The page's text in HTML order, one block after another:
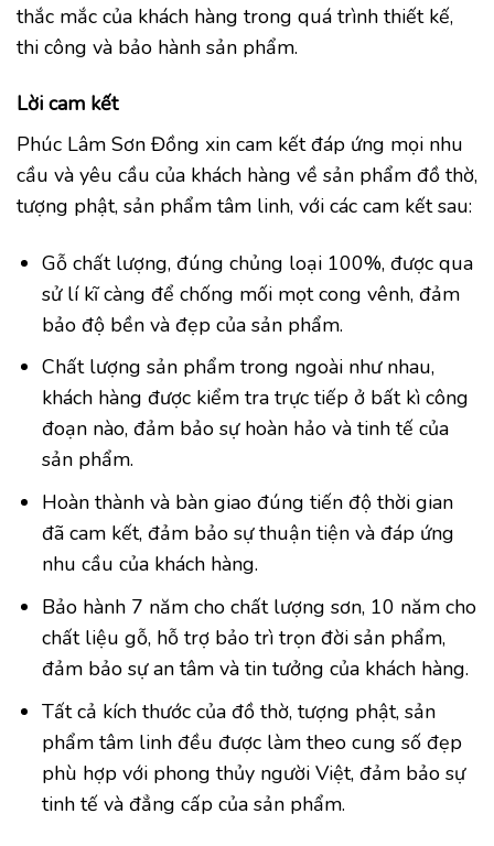
thắc mắc của khách hàng trong quá trình thiết kế,
thi công và bảo hành sản phẩm.
Lời cam kết
Phúc Lâm Sơn Đồng xin cam kết đáp ứng mọi nhu
cầu và yêu cầu của khách hàng về sản phẩm đồ thờ,
tượng phật, sản phẩm tâm linh, với các cam kết sau:
Gỗ chất lượng, đúng chủng loại 100%, được qua
sử lí kĩ càng để chống mối mọt cong vênh, đảm
bảo độ bền và đẹp của sản phẩm.
Chất lượng sản phẩm trong ngoài như nhau,
khách hàng được kiểm tra trực tiếp ở bất kì công
đoạn nào, đảm bảo sự hoàn hảo và tinh tế của
sản phẩm.
Hoàn thành và bàn giao đúng tiến độ thời gian
đã cam kết, đảm bảo sự thuận tiện và đáp ứng
nhu cầu của khách hàng.
Bảo hành 7 năm cho chất lượng sơn, 10 năm cho
chất liệu gỗ, hỗ trợ bảo trì trọn đời sản phẩm,
đảm bảo sự an tâm và tin tưởng của khách hàng.
Tất cả kích thước của đồ thờ, tượng phật, sản
phẩm tâm linh đều được làm theo cung số đẹp
phù hợp với phong thủy người Việt, đảm bảo sự
tinh tế và đẳng cấp của sản phẩm.